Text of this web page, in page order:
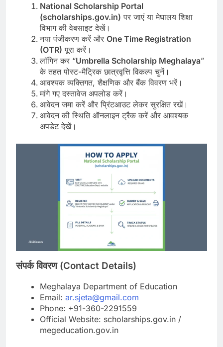
National Scholarship Portal
(scholarships.gov.in) पर जाएं या मेघालय शिक्षा
विभाग की वेबसाइट देखें।
नया पंजीकरण करें और One Time Registration
(OTR) पूरा करें।
लॉगिन कर “Umbrella Scholarship Meghalaya”
के तहत पोस्ट-मैट्रिक छात्रवृत्ति विकल्प चुनें।
आवश्यक व्यक्तिगत, शैक्षणिक और बैंक विवरण भरें।
मांगे गए दस्तावेज अपलोड करें।
आवेदन जमा करें और प्रिंटआउट लेकर सुरक्षित रखें।
आवेदन की स्थिति ऑनलाइन ट्रैक करें और आवश्यक
अपडेट देखें।
संपर्क विवरण (Contact Details)
Meghalaya Department of Education
Email: ar.sjeta@gmail.com
Phone: +91-360-2291559
Official Website: scholarships.gov.in /
megeducation.gov.in